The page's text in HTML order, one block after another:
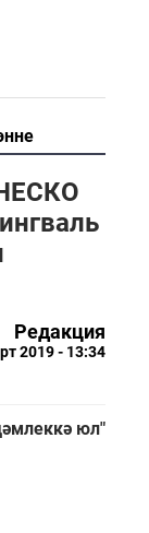
Редакция
2019 - 13:34
юл"